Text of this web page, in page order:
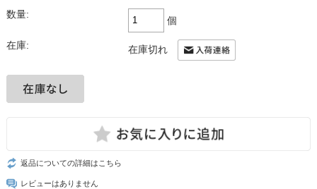
数量:
個
在庫: 在庫切れ
返品についての詳細はこちら
レビューはありません